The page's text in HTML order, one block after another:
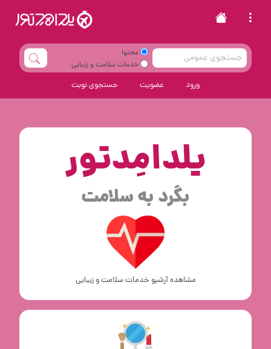
محتوا
خدمات سلامت و زیبایی
ورود عضویت جستجوی نوبت
یلدامِدتور
بگرد به سلامت
مشاهده آرشیو خدمات سلامت و زیبایی